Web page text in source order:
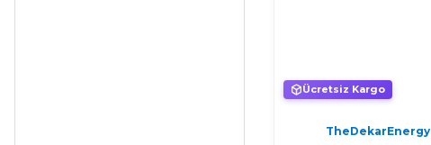
Ücretsiz Kargo
TheDekarEnergy